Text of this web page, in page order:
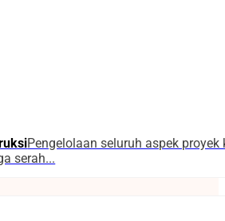
Pengelolaan seluruh aspek
serah...